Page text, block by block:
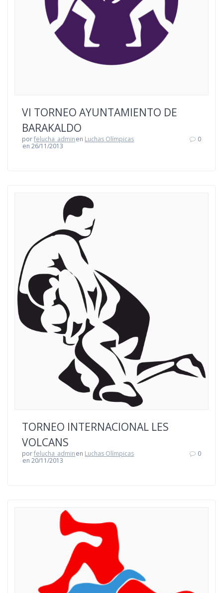
VI TORNEO AYUNTAMIENTO DE
BARAKALDO
porfelucha_adminen Luchas Olímpicas
en 26/11/2013
0
TORNEO INTERNACIONAL LES
VOLCANS
porfelucha_adminen Luchas Olímpicas
en 20/11/2013
0